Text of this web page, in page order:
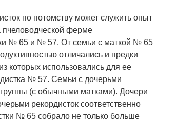
по потомству может служить опыт
пчеловодческой ферме
№ 65 и № 57. От семьи с маткой № 65
отличались и предки
которых использовались для ее
№ 57. Семьи с дочерьми
(с обычными матками). Дочери
рекордисток соответственно
№ 65 собрало не только больше